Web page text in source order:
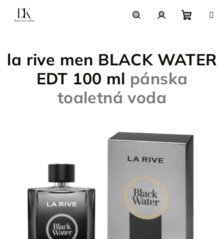
obsah
košík
la rive men BLACK WATER
EDT 100 ml pánska
toaletná voda